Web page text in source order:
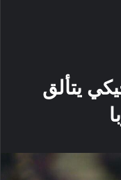
يتألق